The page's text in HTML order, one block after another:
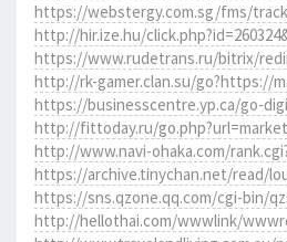
https://webstergy.com.sg/fms/
http://hir.ize.hu/
https://www.rudetrans.ru/bitrix/
http://rk-gamer.clan.su/go?https://
https://businesscentre.yp.ca/go-
http://fittoday.ru/
http://www.navi-ohaka.com/
https://archive.tinychan.net/read/
https://sns.qzone.qq.com/cgi-bin/
http://hellothai.com/wwwlink/